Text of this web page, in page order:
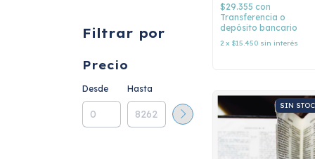
Filtrar por
Precio
Desde Hasta
$29.355 con
Transferencia o
depósito bancario
2 x $15.450 sin interés
SIN